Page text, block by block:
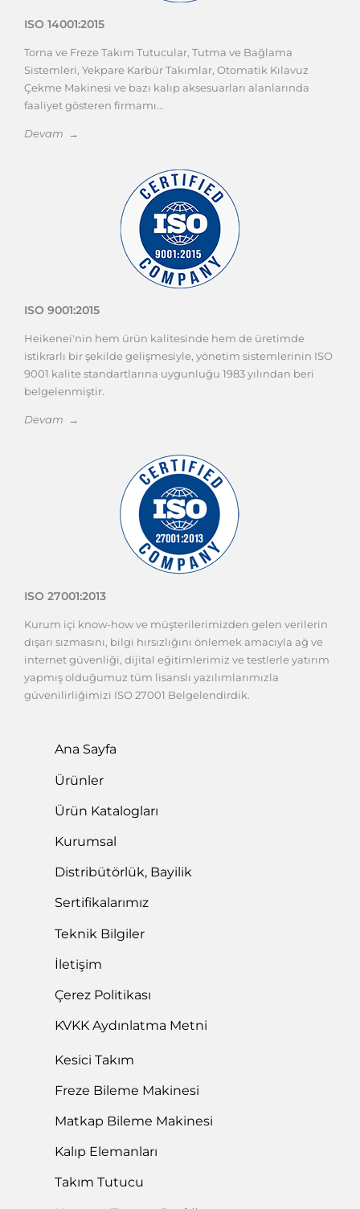
ISO 14001:2015
Torna ve Freze Takım Tutucular, Tutma ve Bağlama
Sistemleri, Yekpare Karbür Takımlar, Otomatik Kılavuz
Çekme Makinesi ve bazı kalıp aksesuarları alanlarında
faaliyet gösteren firmamı...
Devam →
ISO 9001:2015
Heikenei'nin hem ürün kalitesinde hem de üretimde
istikrarlı bir şekilde gelişmesiyle, yönetim sistemlerinin ISO
9001 kalite standartlarına uygunluğu 1983 yılından beri
belgelenmiştir.
Devam →
ISO 27001:2013
Kurum içi know-how ve müşterilerimizden gelen verilerin
dışarı sızmasını, bilgi hırsızlığını önlemek amacıyla ağ ve
internet güvenliği, dijital eğitimlerimiz ve testlerle yatırım
yapmış olduğumuz tüm lisanslı yazılımlarımızla
güvenilirliğimizi ISO 27001 Belgelendirdik.
Ana Sayfa
Ürünler
Ürün Katalogları
Kurumsal
Distribütörlük, Bayilik
Sertifikalarımız
Teknik Bilgiler
İletişim
Çerez Politikası
KVKK Aydınlatma Metni
Kesici Takım
Freze Bileme Makinesi
Matkap Bileme Makinesi
Kalıp Elemanları
Takım Tutucu